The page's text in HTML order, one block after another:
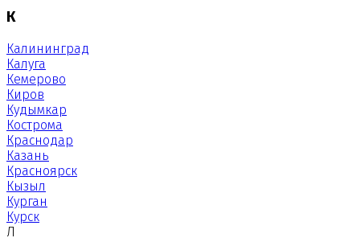
К
Калининград
Калуга
Кемерово
Киров
Кудымкар
Кострома
Краснодар
Казань
Красноярск
Кызыл
Курган
Курск
Л